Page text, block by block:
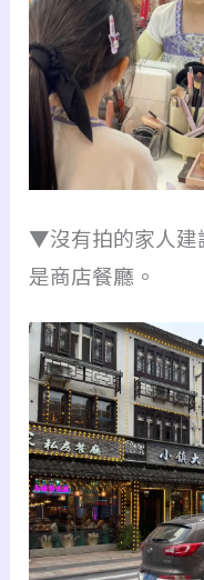
▼沒有拍的家人建
是商店餐廳。